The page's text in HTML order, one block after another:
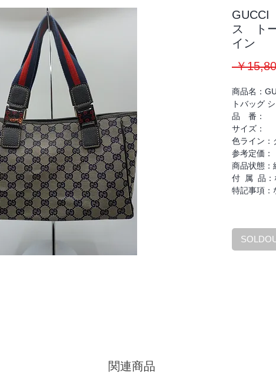
ス ト
イン
￥
商品名：
トバッグ
品 番：
サイズ：
色ライン：
参考定価：
商品状態：
付 属 品：
特記事項：
関連商品